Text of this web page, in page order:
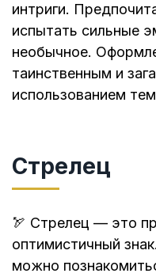
интриги.
испытать сильные
необычное.
таинственным и
использованием
Стрелец
🏹 Стрелец — это
оптимистичный
можно